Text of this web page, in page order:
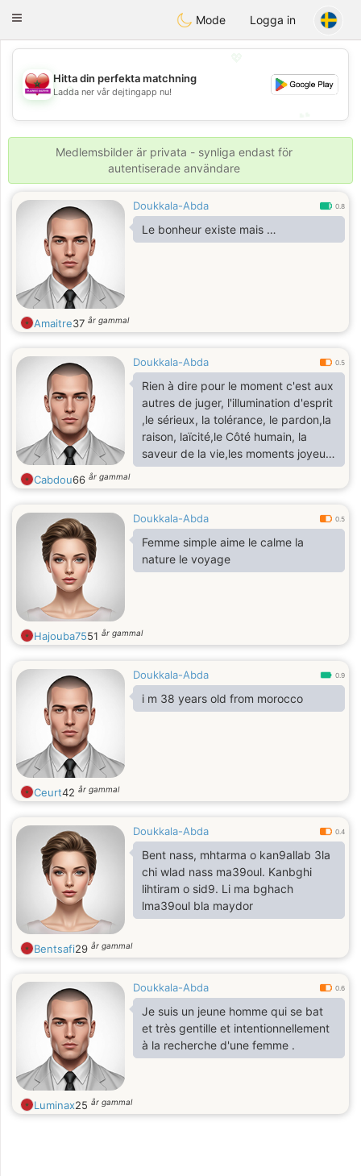
Maroc Dating
Toggle
Mode Logga in
💖
💕
Hitta din perfekta matchning
Ladda ner vår dejtingapp nu!
Medlemsbilder är privata - synliga endast för
autentiserade användare
Doukkala-Abda 0.8
Le bonheur existe mais …
Amaitre37 år gammal
Doukkala-Abda 0.5
Rien à dire pour le moment c'est aux
autres de juger, l'illumination d'esprit
,le sérieux, la tolérance, le pardon,la
raison, laïcité,le Côté humain, la
saveur de la vie,les moments joyeux
avec belle compagnie, la joie de la
vie.I'm divorced from Morocco
meet a good woman to build happy
couple based on love, happiness,
Cabdou66 år gammal
Doukkala-Abda 0.5
Femme simple aime le calme la
nature le voyage
Hajouba7551 år gammal
Doukkala-Abda 0.9
i m 38 years old from morocco
Ceurt42 år gammal
Doukkala-Abda 0.4
Bent nass, mhtarma o kan9allab 3la
chi wlad nass ma39oul. Kanbghi
lihtiram o sid9. Li ma bghach
lma39oul bla maydor
Bentsafi29 år gammal
Doukkala-Abda 0.6
Je suis un jeune homme qui se bat
et très gentille et intentionnellement
à la recherche d'une femme .
Luminax25 år gammal